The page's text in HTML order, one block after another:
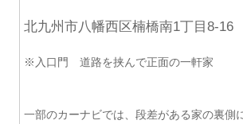
北九州市八幡西区楠橋南1丁目8-16
※入口門 道路を挟んで正面の一軒家
一部のカーナビでは、段差がある家の裏側